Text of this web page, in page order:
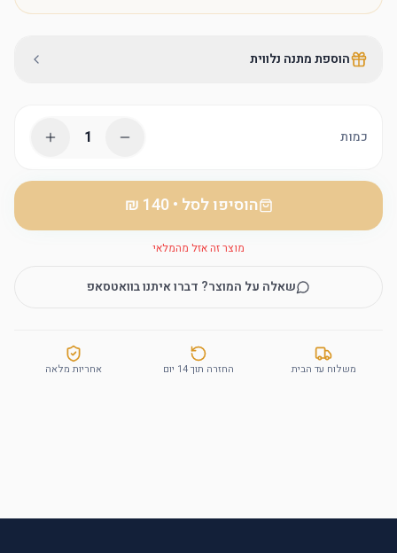
הוספת מתנה נלווית
כמות 1
הוסיפו לסל •
‏140 ₪
מוצר זה אזל מהמלאי
שאלה על המוצר? דברו איתנו בוואטסאפ
משלוח עד הבית החזרה תוך 14 יום אחריות מלאה